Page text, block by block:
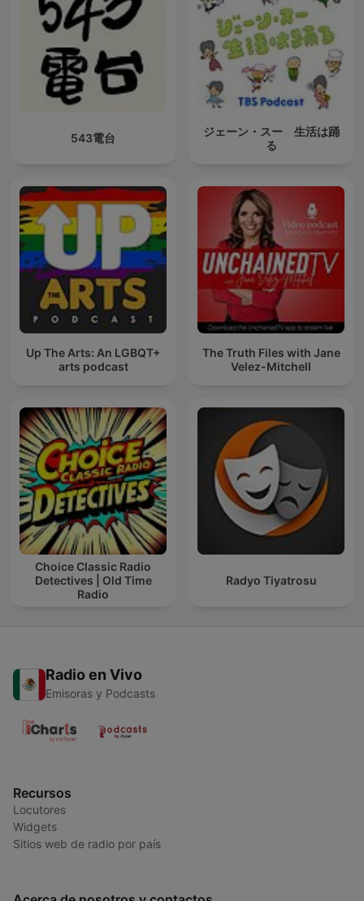
543電台
ジェーン・スー 生活は踊
る
Up The Arts: An LGBQT+
arts podcast
The Truth Files with Jane
Velez-Mitchell
Choice Classic Radio
Detectives | Old Time
Radio
Radyo Tiyatrosu
Radio en Vivo
Emisoras y Podcasts
Recursos
Locutores
Widgets
Sitios web de radio por país